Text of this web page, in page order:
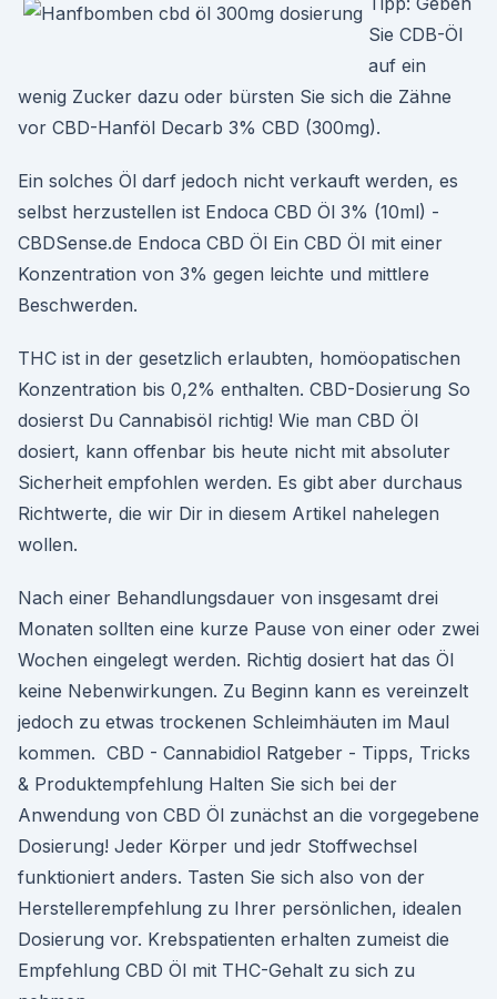
Sie CDB-Öl
auf ein
wenig Zucker dazu oder bürsten Sie sich die Zähne
vor CBD-Hanföl Decarb 3% CBD (300mg).
Ein solches Öl darf jedoch nicht verkauft werden, es
selbst herzustellen ist Endoca CBD Öl 3% (10ml) -
CBDSense.de Endoca CBD Öl Ein CBD Öl mit einer
Konzentration von 3% gegen leichte und mittlere
Beschwerden.
THC ist in der gesetzlich erlaubten, homöopatischen
Konzentration bis 0,2% enthalten. CBD-Dosierung So
dosierst Du Cannabisöl richtig! Wie man CBD Öl
dosiert, kann offenbar bis heute nicht mit absoluter
Sicherheit empfohlen werden. Es gibt aber durchaus
Richtwerte, die wir Dir in diesem Artikel nahelegen
wollen.
Nach einer Behandlungsdauer von insgesamt drei
Monaten sollten eine kurze Pause von einer oder zwei
Wochen eingelegt werden. Richtig dosiert hat das Öl
keine Nebenwirkungen. Zu Beginn kann es vereinzelt
jedoch zu etwas trockenen Schleimhäuten im Maul
kommen. ️ CBD - Cannabidiol Ratgeber - Tipps, Tricks
& Produktempfehlung Halten Sie sich bei der
Anwendung von CBD Öl zunächst an die vorgegebene
Dosierung! Jeder Körper und jedr Stoffwechsel
funktioniert anders. Tasten Sie sich also von der
Herstellerempfehlung zu Ihrer persönlichen, idealen
Dosierung vor. Krebspatienten erhalten zumeist die
Empfehlung CBD Öl mit THC-Gehalt zu sich zu